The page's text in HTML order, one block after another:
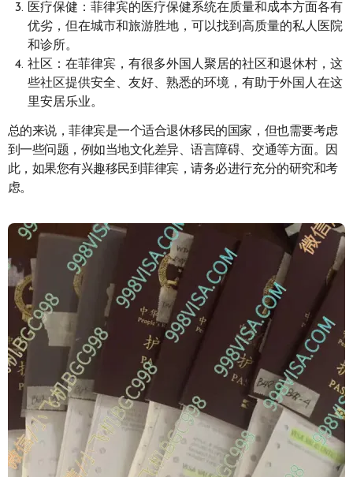
医疗保健：菲律宾的医疗保健系统在质量和成本方面各有
优劣，但在城市和旅游胜地，可以找到高质量的私人医院
和诊所。
社区：在菲律宾，有很多外国人聚居的社区和退休村，这
些社区提供安全、友好、熟悉的环境，有助于外国人在这
里安居乐业。
总的来说，菲律宾是一个适合退休移民的国家，但也需要考虑
到一些问题，例如当地文化差异、语言障碍、交通等方面。因
此，如果您有兴趣移民到菲律宾，请务必进行充分的研究和考
虑。